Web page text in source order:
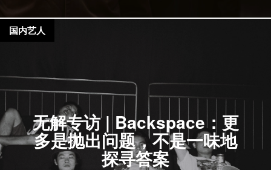
无解专访 | Backspace：更
多是抛出问题，不是一味地
探寻答案
国内艺人